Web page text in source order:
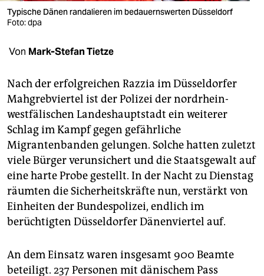
verlag
veranstaltungen
fragen & hilfe
unterstützen
abo
genossenschaft
epaper login
Typische Dänen randalieren im bedauernswerten Düsseldorf
Foto: dpa
Von Mark-Stefan Tietze
Nach der erfolgreichen Razzia im Düsseldorfer
Mahgrebviertel ist der Polizei der nordrhein-
westfälischen Landeshauptstadt ein weiterer
Schlag im Kampf gegen gefährliche
Migrantenbanden gelungen. Solche hatten zuletzt
viele Bürger verunsichert und die Staatsgewalt auf
eine harte Probe gestellt. In der Nacht zu Dienstag
räumten die Sicherheitskräfte nun, verstärkt von
Einheiten der Bundespolizei, endlich im
berüchtigten Düsseldorfer Dänenviertel auf.
An dem Einsatz waren insgesamt 900 Beamte
beteiligt. 237 Personen mit dänischem Pass